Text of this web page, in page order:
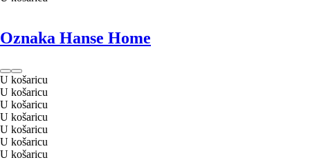
Oznaka Hanse Home
U košaricu
U košaricu
U košaricu
U košaricu
U košaricu
U košaricu
U košaricu